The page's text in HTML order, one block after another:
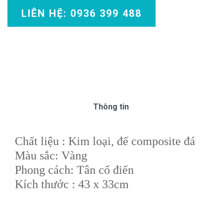
LIÊN HỆ: 0936 399 488
Thông tin
Chất liệu : Kim loại, đế composite đá
Màu sắc: Vàng
Phong cách: Tân cổ điển
Kích thước : 43 x 33cm